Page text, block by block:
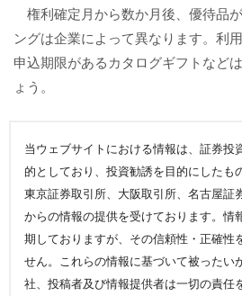
権利確定月から数か月後、優待品
ングは企業によって異なります。利
申込期限があるカタログギフトなど
ょう。
当ウェブサイトにおける情報は、証券投
的としており、投資勧誘を目的にしたも
東京証券取引所、大阪取引所、名古屋証
からの情報の提供を受けております。情
期しておりますが、その信頼性・正確性
せん。これらの情報に基づいて被ったい
社、投稿者及び情報提供者は一切の責任